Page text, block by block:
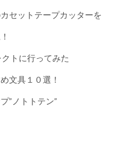
セットテープカッターを
トに行ってみた
文具１０選！
”ノトトテン”